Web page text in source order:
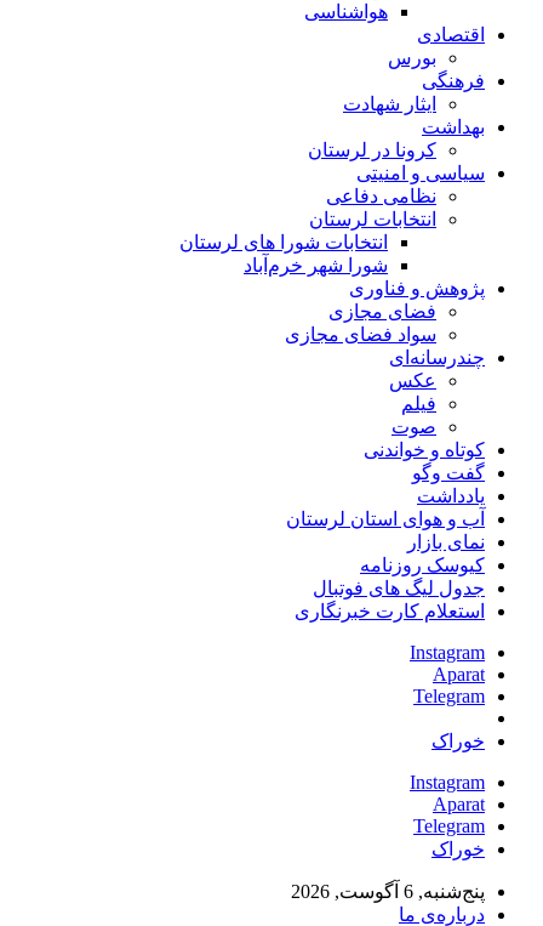
هواشناسی
اقتصادی
بورس
فرهنگی
ایثار شهادت
بهداشت
کرونا در لرستان
سیاسی و امنیتی
نظامی دفاعی
انتخابات لرستان
انتخابات شورا های لرستان
شورا شهر خرم‌آباد
پژوهش و فناوری
فضای مجازی
سواد فضای مجازی
چندرسانه‌ای
عكس
فیلم
صوت
کوتاه و خواندنی
گفت وگو
یادداشت
آب و هوای استان لرستان
نمای بازار
کیوسک روزنامه
جدول لیگ های فوتبال
استعلام کارت خبرنگاری
Instagram
Aparat
Telegram
خوراک
Instagram
Aparat
Telegram
خوراک
پنج‌شنبه, 6 آگوست, 2026
درباره‌ی ما